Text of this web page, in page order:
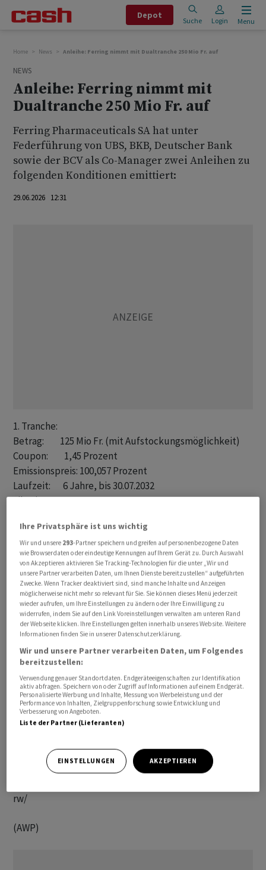
Depot
Suche Login Menu
Home News Anleihe: Ferring nimmt mit Dualtranche 250 Mio Fr. auf
NEWS
Anleihe: Ferring nimmt mit
Dualtranche 250 Mio Fr. auf
Ferring Pharmaceuticals SA hat unter
Federführung von UBS, BKB, Deutscher Bank
sowie der BCV als Co-Manager zwei Anleihen zu
folgenden Konditionen emittiert:
29.06.2026 12:31
1. Tranche:
Betrag:         125 Mio Fr. (mit Aufstockungsmöglichkeit)
Coupon:         1,45 Prozent
Emissionspreis: 100,057 Prozent
Laufzeit:       6 Jahre, bis 30.07.2032
Liberierung:    31.07.2026
Spread (MS):    +115 BP
Spread (Gov.):  +132 BP
Valor:          CH1580409089
Rating:         BBB/Baa (UBS/Fedafin)
Kotierung:      SIX, ab 29.07.2026
2. Tranche:
Betrag:         125 Mio Fr. (mit Aufstockungsmöglichkeit)
Coupon:         1,9 Prozent
Emissionspreis: 100,385 Prozent
Laufzeit:       10 Jahre, bis 31.07.2036
Liberierung:    31.07.2026
Yield to Mat.:  1,858 Prozent
Spread (MS):    +135 BP
Valor:          CH1580409097
Rating:         BBB/Baa (UBS/Fedafin)
rw/
(AWP)
Ihre Privatsphäre ist uns wichtig
Wir und unsere 293-Partner speichern und greifen auf personenbezogene Daten
wie Browserdaten oder eindeutige Kennungen auf Ihrem Gerät zu. Durch Auswahl
von Akzeptieren aktivieren Sie Tracking-Technologien für die unter „Wir und
unsere Partner verarbeiten Daten, um Ihnen Dienste bereitzustellen“ aufgeführten
Zwecke. Wenn Tracker deaktiviert sind, sind manche Inhalte und Anzeigen
möglicherweise nicht mehr so relevant für Sie. Sie können dieses Menü jederzeit
wieder aufrufen, um Ihre Einstellungen zu ändern oder Ihre Einwilligung zu
widerrufen, indem Sie auf den Link Voreinstellungen verwalten am unteren Rand
der Webseite klicken. Ihre Einstellungen gelten innerhalb unseres Website. Weitere
Informationen finden Sie in unserer Datenschutzerklärung.
Wir und unsere Partner verarbeiten Daten, um Folgendes
bereitzustellen:
Verwendung genauer Standortdaten. Endgeräteeigenschaften zur Identifikation
aktiv abfragen. Speichern von oder Zugriff auf Informationen auf einem Endgerät.
Personalisierte Werbung und Inhalte, Messung von Werbeleistung und der
Performance von Inhalten, Zielgruppenforschung sowie Entwicklung und
Verbesserung von Angeboten.
Liste der Partner (Lieferanten)
EINSTELLUNGEN AKZEPTIEREN